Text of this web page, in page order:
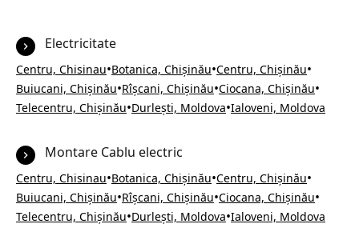
Electricitate
Centru, Chisinau•Botanica, Chișinău•Centru, Chișinău•
Buiucani, Chișinău•Rîșcani, Chișinău•Ciocana, Chișinău•
Telecentru, Chișinău•Durlești, Moldova•Ialoveni, Moldova
Montare Cablu electric
Centru, Chisinau•Botanica, Chișinău•Centru, Chișinău•
Buiucani, Chișinău•Rîșcani, Chișinău•Ciocana, Chișinău•
Telecentru, Chișinău•Durlești, Moldova•Ialoveni, Moldova